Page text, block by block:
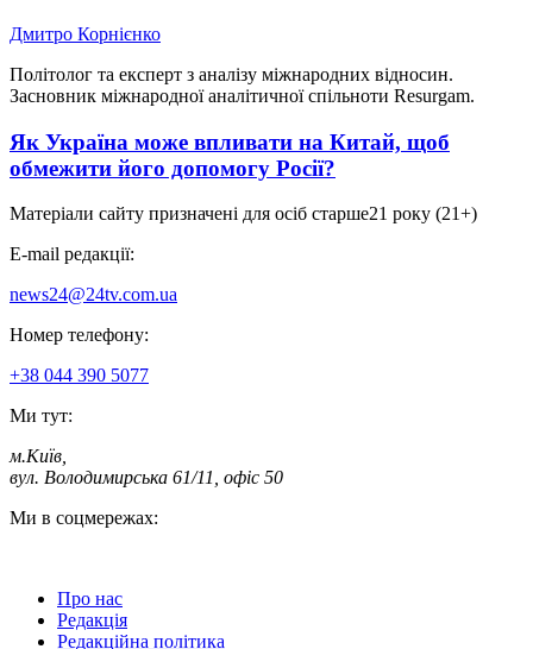
Дмитро Корнієнко
Політолог та експерт з аналізу міжнародних відносин.
Засновник міжнародної аналітичної спільноти Resurgam.
Як Україна може впливати на Китай, щоб
обмежити його допомогу Росії?
Матеріали сайту призначені для осіб старше21 року (21+)
E-mail редакції:
news24@24tv.com.ua
Номер телефону:
+38 044 390 5077
Ми тут:
м.Київ
вул. Володимирська 61/11, офіс 50
Ми в соцмережах:
Про нас
Редакція
Редакційна політика